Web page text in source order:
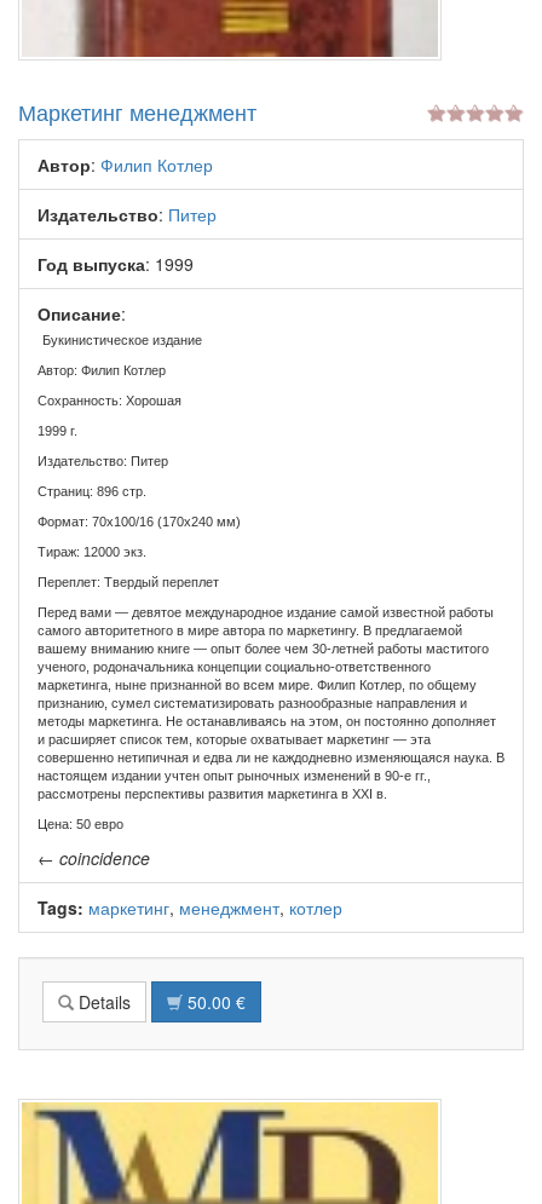
Маркетинг менеджмент
Автор: Филип Котлер
Издательство: Питер
Год выпуска: 1999
Описание:
Букинистическое издание
Автор: Филип Котлер
Сохранность: Хорошая
1999 г.
Издательство: Питер
Страниц: 896 стр.
Формат: 70x100/16 (170x240 мм)
Тираж: 12000 экз.
Переплет: Твердый переплет
Перед вами — девятое международное издание самой известной работы
самого авторитетного в мире автора по маркетингу. В предлагаемой
вашему вниманию книге — опыт более чем 30-летней работы маститого
ученого, родоначальника концепции социально-ответственного
маркетинга, ныне признанной во всем мире. Филип Котлер, по общему
признанию, сумел систематизировать разнообразные направления и
методы маркетинга. Не останавливаясь на этом, он постоянно дополняет
и расширяет список тем, которые охватывает маркетинг — эта
совершенно нетипичная и едва ли не каждодневно изменяющаяся наука. В
настоящем издании учтен опыт рыночных изменений в 90-е гг.,
рассмотрены перспективы развития маркетинга в XXI в.
Цена: 50 евро
← coincidence
Tags: маркетинг, менеджмент, котлер
Details 50.00 €